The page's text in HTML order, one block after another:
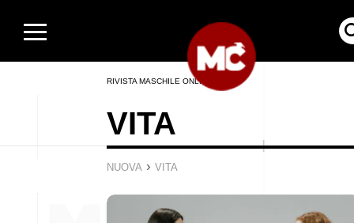
RIVISTA MASCHILE ONLINE
VITA
NUOVA › VITA